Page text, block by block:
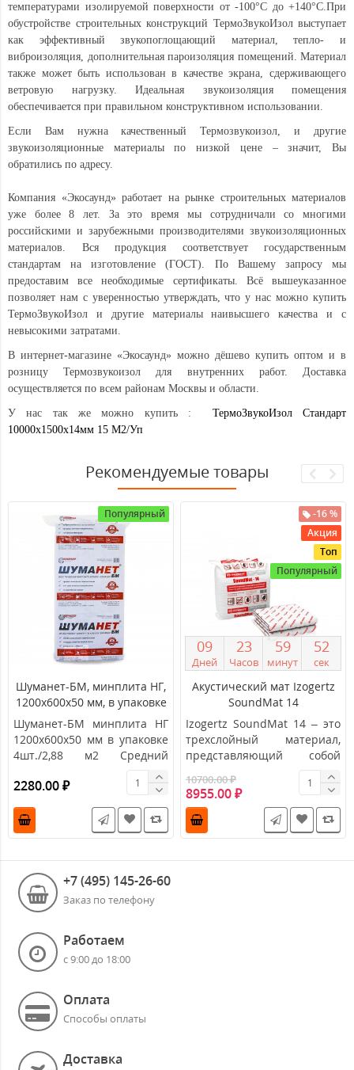
температурами изолируемой поверхности от -100°С до +140°С.При
обустройстве строительных конструкций ТермоЗвукоИзол выступает
как эффективный звукопоглощающий материал, тепло- и
виброизоляция, дополнительная пароизоляция помещений. Материал
также может быть использован в качестве экрана, сдерживающего
ветровую нагрузку. Идеальная звукоизоляция помещения
обеспечивается при правильном конструктивном использовании.
Если Вам нужна качественный Термозвукоизол, и другие
звукоизоляционные материалы по низкой цене – значит, Вы
обратились по адресу.
Компания «Экосаунд» работает на рынке строительных материалов
уже более 8 лет. За это время мы сотрудничали со многими
российскими и зарубежными производителями звукоизоляционных
материалов. Вся продукция соответствует государственным
стандартам на изготовление (ГОСТ). По Вашему запросу мы
предоставим все необходимые сертификаты. Всё вышеуказанное
позволяет нам с уверенностью утверждать, что у нас можно купить
ТермоЗвукоИзол и другие материалы наивысшего качества и с
невысокими затратами.
В интернет-магазине «Экосаунд» можно дёшево купить оптом и в
розницу Термозвукоизол для внутренних работ. Доставка
осуществляется по всем районам Москвы и области.
У нас так же можно купить :
ТермоЗвукоИзол Стандарт
10000х1500х14мм 15 М2/Уп
Рекомендуемые товары
Популярный
Шуманет-БМ, минплита НГ,
1200х600х50 мм, в упаковке
4шт./2,88 м2
Шуманет-БМ минплита НГ
1200х600х50 мм в упаковке
4шт./2,88 м2 Средний
звукопоглощения N..
2280.00 ₽
-16 %
Акция
Топ
Популярный
09
Дней
23
Часов
59
минут
52
сек
Акустический мат Izogertz
SoundMat 14
(10000х1500х14мм) в уп.
15м2
Izogertz SoundMat 14 – это
трехслойный материал,
представляющий собой
стекловолокнистый холст, ..
10700.00 ₽
8955.00 ₽
+7 (495) 145-26-60
Заказ по телефону
Работаем
с 9:00 до 18:00
Оплата
Способы оплаты
Доставка